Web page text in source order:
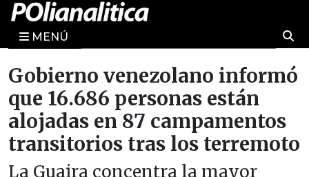
MENÚ
Gobierno venezolano informó
que 16.686 personas están
alojadas en 87 campamentos
transitorios tras los terremoto
La Guaira concentra la mayor